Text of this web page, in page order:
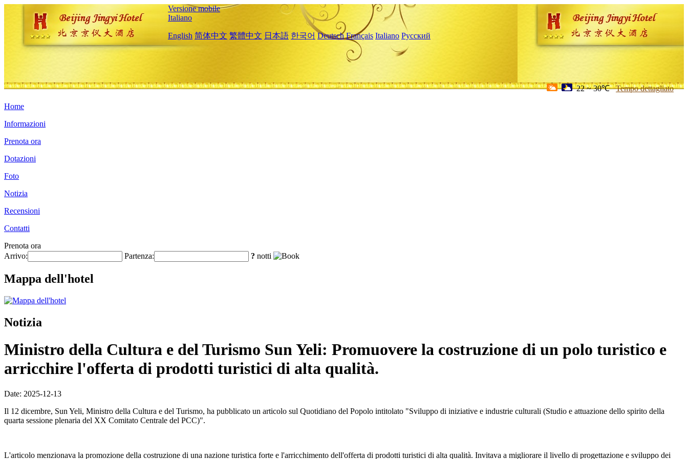
Versione mobile
Italiano
English 简体中文 繁體中文 日本語 한국어 Deutsch Français Italiano Русский
22 ~ 30℃ Tempo dettagliato
Home
Informazioni
Prenota ora
Dotazioni
Foto
Notizia
Recensioni
Contatti
Prenota ora
Arrivo:
Partenza: ? notti
Mappa dell'hotel
Notizia
Ministro della Cultura e del Turismo Sun Yeli: Promuovere la costruzione di un polo turistico e
arricchire l'offerta di prodotti turistici di alta qualità.
Date: 2025-12-13
Il 12 dicembre, Sun Yeli, Ministro della Cultura e del Turismo, ha pubblicato un articolo sul Quotidiano del Popolo intitolato "Sviluppo di iniziative e industrie culturali (Studio e attuazione dello spirito della
quarta sessione plenaria del XX Comitato Centrale del PCC)".
L'articolo menzionava la promozione della costruzione di una nazione turistica forte e l'arricchimento dell'offerta di prodotti turistici di alta qualità. Invitava a migliorare il livello di progettazione e sviluppo dei